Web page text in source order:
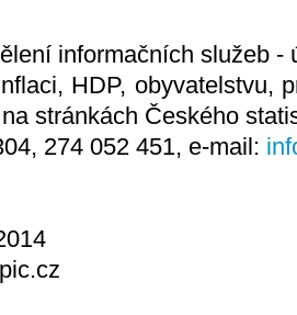
informačních služeb -
HDP, obyvatelstvu,
stránkách Českého
274 052 451, e-mail: